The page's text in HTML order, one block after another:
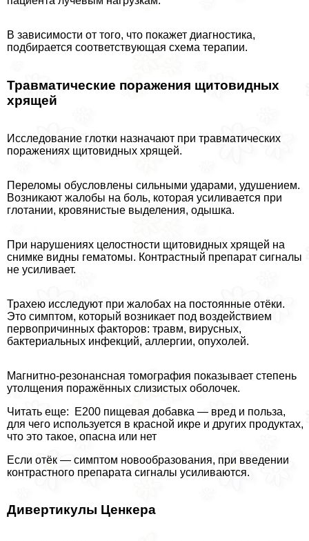
В зависимости от того, что покажет диагностика,
подбирается соответствующая схема терапии.
Травматические поражения щитовидных
хрящей
Исследование глотки назначают при травматических
поражениях щитовидных хрящей.
Переломы обусловлены сильными ударами, удушением.
Возникают жалобы на боль, которая усиливается при
глотании, кровянистые выделения, одышка.
При нарушениях целостности щитовидных хрящей на
снимке видны гематомы. Контрастный препарат сигналы
не усиливает.
Трахею исследуют при жалобах на постоянные отёки.
Это симптом, который возникает под воздействием
первопричинных факторов: травм, вирусных,
бактериальных инфекций, аллергии, опухолей.
Магнитно-резонансная томография показывает степень
утолщения поражённых слизистых оболочек.
Читать еще: Е200 пищевая добавка — вред и польза,
для чего используется в красной икре и других продуктах,
что это такое, опасна или нет
Если отёк — симптом новообразования, при введении
контрастного препарата сигналы усиливаются.
Дивертикулы Ценкера